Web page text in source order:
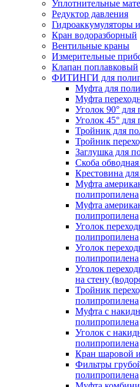
Уплотнительные
Редуктор давления
Гидроаккумуляторы
Кран водоразборный
Вентильные краны
Измерительные
Клапан поплавковый
ФИТИНГИ для
Муфта для
Муфта
Уголок 90° для
Уголок 45° для
Тройник для
Тройник
Заглушка для
Скоба
Крестовина
Муфта
полипропилена
Муфта
полипропилена
Уголок
полипропилена
Уголок
полипропилена
Уголок
на стену
Тройник
полипропилена
Муфта с
полипропилена
Уголок с
полипропилена
Кран шаровой
Фильтры
полипропилена